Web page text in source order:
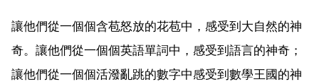
讓他們從一個個含苞怒放的花苞中，感受到大自然的神
奇。讓他們從一個個英語單詞中，感受到語言的神奇；
讓他們從一個個活潑亂跳的數字中感受到數學王國的神